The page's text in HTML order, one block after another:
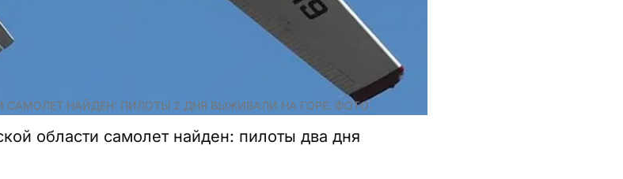
НАЙДЕН: ПИЛОТЫ 2 ДНЯ ВЫЖИВАЛИ НА ГОРЕ. ФОТО:
области самолет найден: пилоты два дня